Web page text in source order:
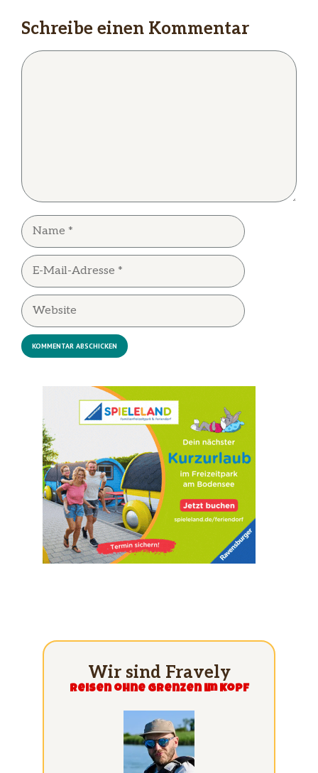
Schreibe einen Kommentar
Kommentar
Name
E-
Mail-
Adresse
Website
Wir sind Fravely
Reisen ohne grenzen im Kopf